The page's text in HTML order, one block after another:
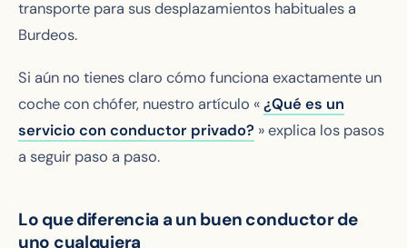
transporte para sus desplazamientos habituales a
Burdeos.
Si aún no tienes claro cómo funciona exactamente un
coche con chófer, nuestro artículo «¿Qué es un
servicio con conductor privado? » explica los pasos
a seguir paso a paso.
Lo que diferencia a un buen conductor de
uno cualquiera